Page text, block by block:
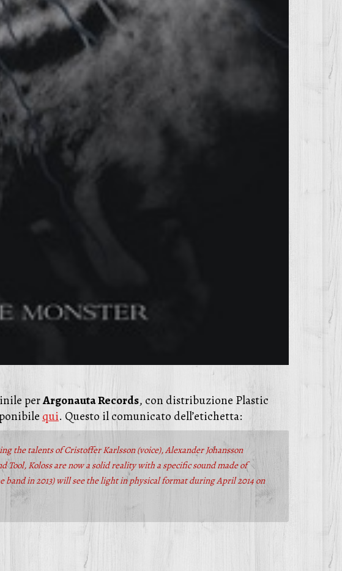
perArgonauta Records, con distribuzione Plastic
qui. Questo il comunicato dell’etichetta:
the talents of Cristoffer Karlsson (voice), Alexander Johansson
Koloss are now a solid reality with a specific sound made of
in 2013) will see the light in physical format during April 2014 on